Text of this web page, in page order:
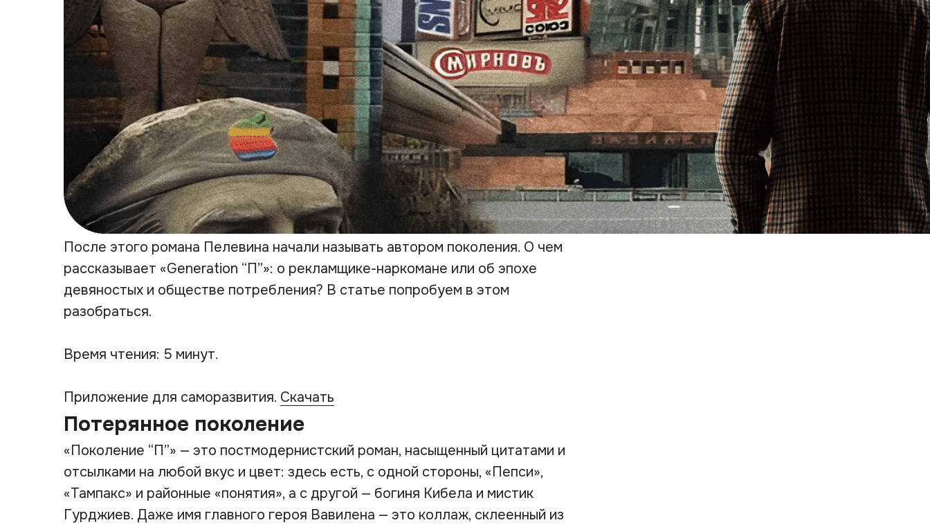
После этого романа Пелевина начали называть автором поколения. О чем
рассказывает «Generation “П”»: о рекламщике-наркомане или об эпохе
девяностых и обществе потребления? В статье попробуем в этом
разобраться.
Время чтения: 5 минут.
Приложение для саморазвития. Скачать
Потерянное поколение
«Поколение “П”» — это постмодернистский роман, насыщенный цитатами и
отсылками на любой вкус и цвет: здесь есть, с одной стороны, «Пепси»,
«Тампакс» и районные «понятия», а с другой — богиня Кибела и мистик
Гурджиев. Даже имя главного героя Вавилена — это коллаж, склеенный из